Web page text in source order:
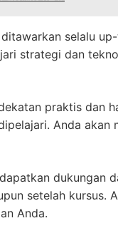
selalu
strategi dan
praktis dan
Anda akan
dukungan
setelah kursus.
Anda.